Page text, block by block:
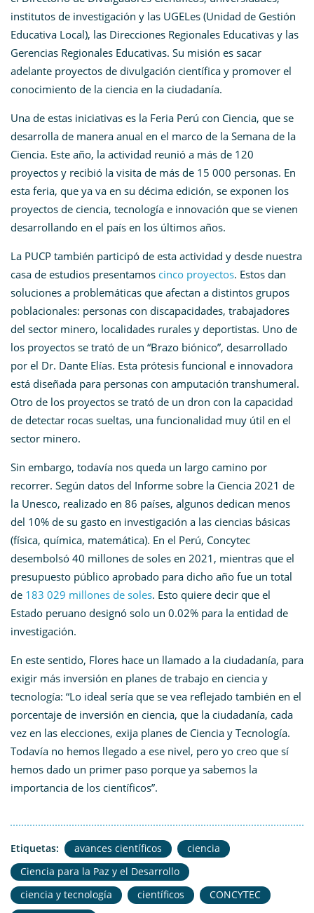
institutos de investigación y las UGELes (Unidad de Gestión
Educativa Local), las Direcciones Regionales Educativas y las
Gerencias Regionales Educativas. Su misión es sacar
adelante proyectos de divulgación científica y promover el
conocimiento de la ciencia en la ciudadanía.
Una de estas iniciativas es la Feria Perú con Ciencia, que se
desarrolla de manera anual en el marco de la Semana de la
Ciencia. Este año, la actividad reunió a más de 120
proyectos y recibió la visita de más de 15 000 personas. En
esta feria, que ya va en su décima edición, se exponen los
proyectos de ciencia, tecnología e innovación que se vienen
desarrollando en el país en los últimos años.
La PUCP también participó de esta actividad y desde nuestra
casa de estudios presentamos cinco proyectos. Estos dan
soluciones a problemáticas que afectan a distintos grupos
poblacionales: personas con discapacidades, trabajadores
del sector minero, localidades rurales y deportistas. Uno de
los proyectos se trató de un “Brazo biónico”, desarrollado
por el Dr. Dante Elías. Esta prótesis funcional e innovadora
está diseñada para personas con amputación transhumeral.
Otro de los proyectos se trató de un dron con la capacidad
de detectar rocas sueltas, una funcionalidad muy útil en el
sector minero.
Sin embargo, todavía nos queda un largo camino por
recorrer. Según datos del Informe sobre la Ciencia 2021 de
la Unesco, realizado en 86 países, algunos dedican menos
del 10% de su gasto en investigación a las ciencias básicas
(física, química, matemática). En el Perú, Concytec
desembolsó 40 millones de soles en 2021, mientras que el
presupuesto público aprobado para dicho año fue un total
de 183 029 millones de soles. Esto quiere decir que el
Estado peruano designó solo un 0.02% para la entidad de
investigación.
En este sentido, Flores hace un llamado a la ciudadanía, para
exigir más inversión en planes de trabajo en ciencia y
tecnología: “Lo ideal sería que se vea reflejado también en el
porcentaje de inversión en ciencia, que la ciudadanía, cada
vez en las elecciones, exija planes de Ciencia y Tecnología.
Todavía no hemos llegado a ese nivel, pero yo creo que sí
hemos dado un primer paso porque ya sabemos la
importancia de los científicos”.
Etiquetas: avances científicos
ciencia
Ciencia para la Paz y el Desarrollo
ciencia y tecnología
científicos
CONCYTEC